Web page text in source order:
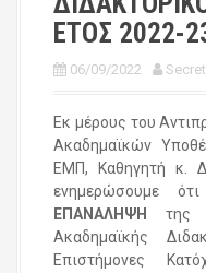
ΕΤΟΣ 2022-
06/09/2022
Εκ μέρους του
Ακαδημαϊκών
ΕΜΠ, Καθηγητή κ.
ενημερώσουμε
ΕΠΑΝΑΛΗΨΗ της
Ακαδημαϊκής
Επιστήμονες